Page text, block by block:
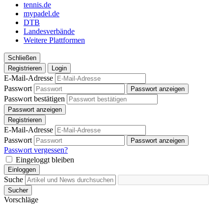
tennis.de
mypadel.de
DTB
Landesverbände
Weitere Plattformen
Schließen
Registrieren
Login
E-Mail-Adresse
Passwort
Passwort anzeigen
Passwort bestätigen
Passwort anzeigen
Registrieren
E-Mail-Adresse
Passwort
Passwort anzeigen
Passwort vergessen?
Eingeloggt bleiben
Einloggen
Suche
Sucher
Vorschläge